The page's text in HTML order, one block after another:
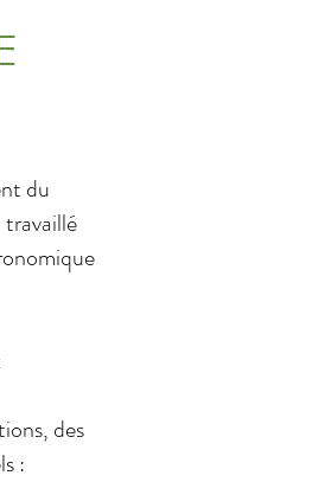
du
des
: